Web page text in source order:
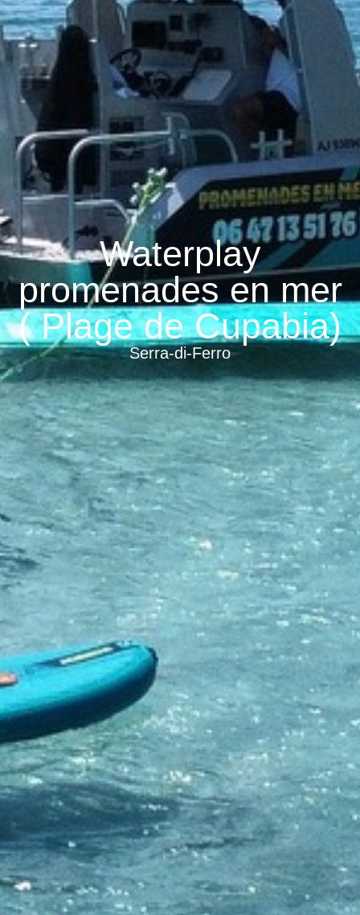
Waterplay
promenades en mer
( Plage de Cupabia)
Serra-di-Ferro